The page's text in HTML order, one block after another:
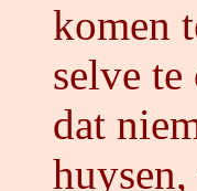
komen
selve
dat